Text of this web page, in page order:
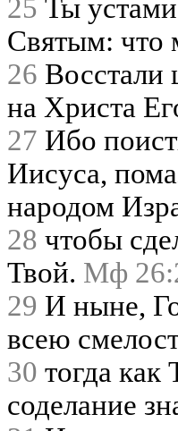
25 Ты
Святым: что
26 Восстали
на Христа
27 Ибо
Иисуса,
народом
28 чтобы
Твой. Мф
29 И ныне,
всею
30 тогда
соделание